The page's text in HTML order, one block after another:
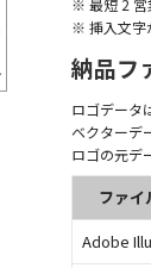
※ 最短 2 営
※ 挿入文字
納品フ
ロゴデータ
ベクターデ
ロゴの元デ
ファイ
Adobe